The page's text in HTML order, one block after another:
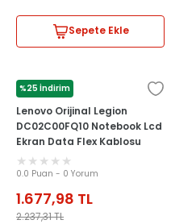
Sepete Ekle
%25 İndirim
LENOVO
Lenovo Orijinal Legion
DC02C00FQ10 Notebook Lcd
Ekran Data Flex Kablosu
0.0 Puan - 0 Yorum
1.677,98 TL
2.237,31TL